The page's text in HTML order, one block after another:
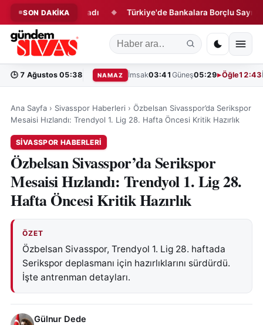
SON DAKİKA
Sayım Başladı ◆ Türkiye'de Bankalara Borçlu Sayısı
🕒 7 Ağustos 05:38 NAMAZ İmsak03:41 Güneş05:29 Öğle12:43
Ana Sayfa › Sivasspor Haberleri › Özbelsan Sivasspor’da Serikspor
Mesaisi Hızlandı: Trendyol 1. Lig 28. Hafta Öncesi Kritik Hazırlık
SIVASSPOR HABERLERI
Özbelsan Sivasspor’da Serikspor
Mesaisi Hızlandı: Trendyol 1. Lig 28.
Hafta Öncesi Kritik Hazırlık
ÖZET
Özbelsan Sivasspor, Trendyol 1. Lig 28. haftada
Serikspor deplasmanı için hazırlıklarını sürdürdü.
İşte antrenman detayları.
Gülnur Dede